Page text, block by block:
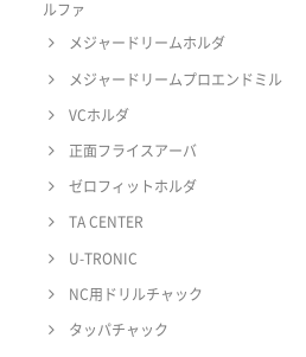
ルファ
メジャードリームホルダ
メジャードリームプロエンドミル
VCホルダ
正面フライスアーバ
ゼロフィットホルダ
TA CENTER
U-TRONIC
NC用ドリルチャック
タッパチャック